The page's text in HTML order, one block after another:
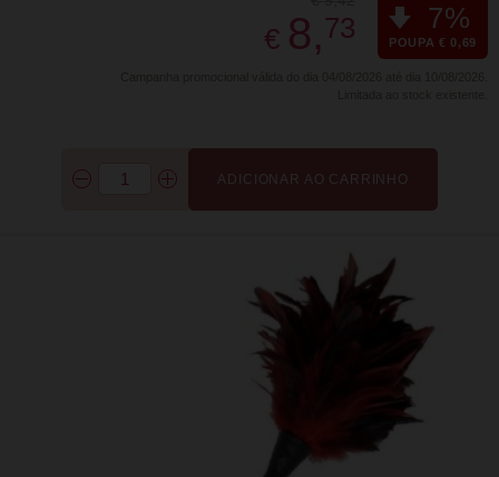
€ 8, 73 7%
POUPA € 0,69
ADICIONAR AO CARRINHO